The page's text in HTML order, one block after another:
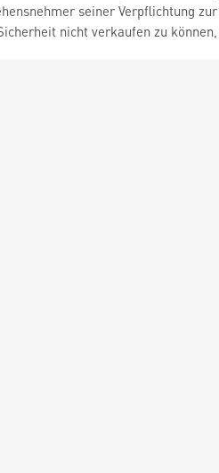
seiner Verpflichtung
nicht verkaufen zu